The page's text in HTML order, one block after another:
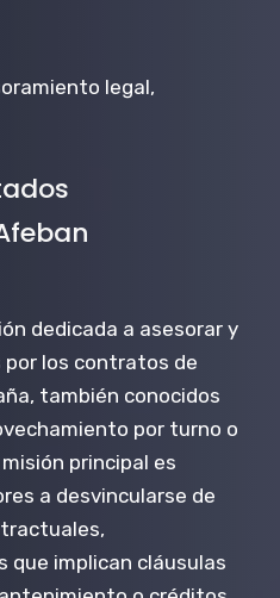
legal,
dedicada a asesorar y
los contratos de
también conocidos
por turno o
principal es
a desvincularse de
que implican cláusulas